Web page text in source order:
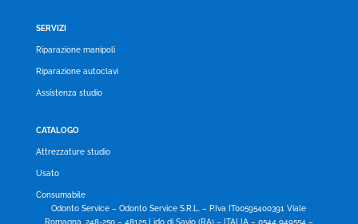
SERVIZI
Riparazione manipoli
Riparazione autoclavi
Assistenza studio
CATALOGO
Attrezzature studio
Usato
Consumabile
Odonto Service – Odonto Service S.R.L. – P.Iva IT00595400391 Viale
Romagna, 248-250 – 48125 Lido di Savio (RA) – ITALIA – 0544 949554 –